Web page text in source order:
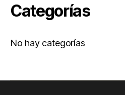
Categorías
No hay categorías